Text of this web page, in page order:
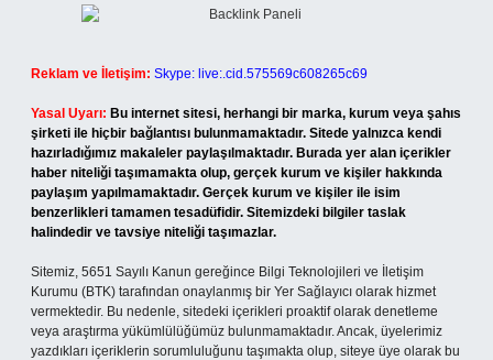
Reklam ve İletişim: Skype: live:.cid.575569c608265c69
Yasal Uyarı: Bu internet sitesi, herhangi bir marka, kurum veya şahıs
şirketi ile hiçbir bağlantısı bulunmamaktadır. Sitede yalnızca kendi
hazırladığımız makaleler paylaşılmaktadır. Burada yer alan içerikler
haber niteliği taşımamakta olup, gerçek kurum ve kişiler hakkında
paylaşım yapılmamaktadır. Gerçek kurum ve kişiler ile isim
benzerlikleri tamamen tesadüfidir. Sitemizdeki bilgiler taslak
halindedir ve tavsiye niteliği taşımazlar.
Sitemiz, 5651 Sayılı Kanun gereğince Bilgi Teknolojileri ve İletişim
Kurumu (BTK) tarafından onaylanmış bir Yer Sağlayıcı olarak hizmet
vermektedir. Bu nedenle, sitedeki içerikleri proaktif olarak denetleme
veya araştırma yükümlülüğümüz bulunmamaktadır. Ancak, üyelerimiz
yazdıkları içeriklerin sorumluluğunu taşımakta olup, siteye üye olarak bu